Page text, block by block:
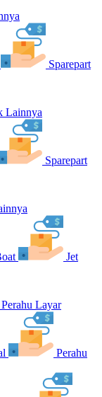
Sparepart
Lainnya
Sparepart
Jet
Perahu Layar
Perahu